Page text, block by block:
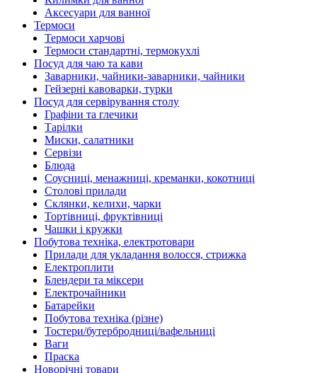
Аксесуари для ванної
Термоси
Термоси харчові
Термоси стандартні, термокухлі
Посуд для чаю та кави
Заварники, чайники-заварники, чайники
Гейзерні кавоварки, турки
Посуд для сервірування столу
Графіни та глечики
Тарілки
Миски, салатники
Сервізи
Блюда
Соусниці, менажниці, креманки, кокотниці
Столові прилади
Склянки, келихи, чарки
Тортівниці, фруктівниці
Чашки і кружки
Побутова техніка, електротовари
Прилади для укладання волосся, стрижка
Електроплити
Блендери та міксери
Електрочайники
Батарейки
Побутова техніка (різне)
Тостери/бутербродниці/вафельниці
Ваги
Праска
Новорічні товари